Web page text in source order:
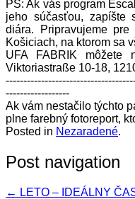
PS: Ak vás program
jeho súčasťou, zapíšte
diára. Pripravujeme
Košiciach, na ktorom sa
UFA FABRIK
Viktoriastraße 10-18,
------------------
Ak vám nestačilo týchto
plne farebný fotoreport,
Posted in Nezaradené.
Post navigation
← LETO – IDEÁLNY